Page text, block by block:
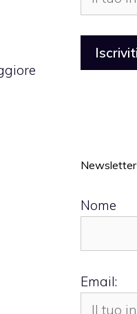
Newsletter
Nome
Email: